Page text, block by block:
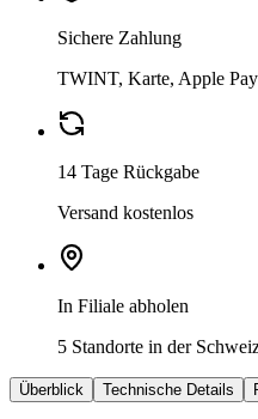
Sichere Zahlung
TWINT, Karte, Apple Pay
14 Tage Rückgabe
Versand kostenlos
In Filiale abholen
5 Standorte in der
Überblick Technische Details